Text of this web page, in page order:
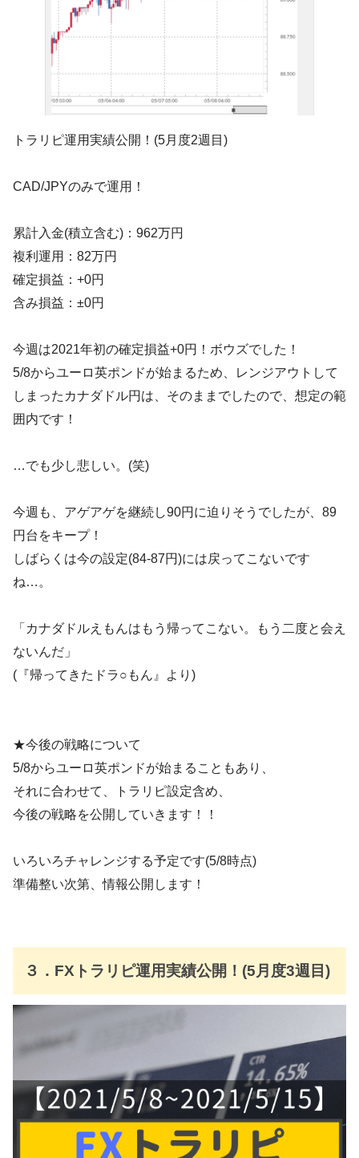
トラリピ運用実績公開！(5月度2週目)
CAD/JPYのみで運用！
累計入金(積立含む)：962万円
複利運用：82万円
確定損益：+0円
含み損益：±0円
今週は2021年初の確定損益+0円！ボウズでした！
5/8からユーロ英ポンドが始まるため、レンジアウトして
しまったカナダドル円は、そのままでしたので、想定の範
囲内です！
…でも少し悲しい。(笑)
今週も、アゲアゲを継続し90円に迫りそうでしたが、89
円台をキープ！
しばらくは今の設定(84-87円)には戻ってこないです
ね…。
「カナダドルえもんはもう帰ってこない。もう二度と会え
ないんだ」
(『帰ってきたドラ○もん』より)
★今後の戦略について
5/8からユーロ英ポンドが始まることもあり、
それに合わせて、トラリピ設定含め、
今後の戦略を公開していきます！！
いろいろチャレンジする予定です(5/8時点)
準備整い次第、情報公開します！
３．FXトラリピ運用実績公開！(5月度3週目)